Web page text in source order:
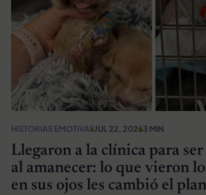
HISTORIAS EMOTIVASJUL 22, 20263 MIN
Llegaron a la clínica para
al amanecer: lo que vieron
en sus ojos les cambió el plan